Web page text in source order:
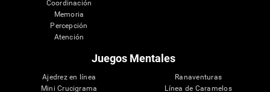
Coordinación
Memoria
Percepción
Atención
Juegos Mentales
Ajedrez en línea
Mini Crucigrama
Ranaventuras
Línea de Caramelos